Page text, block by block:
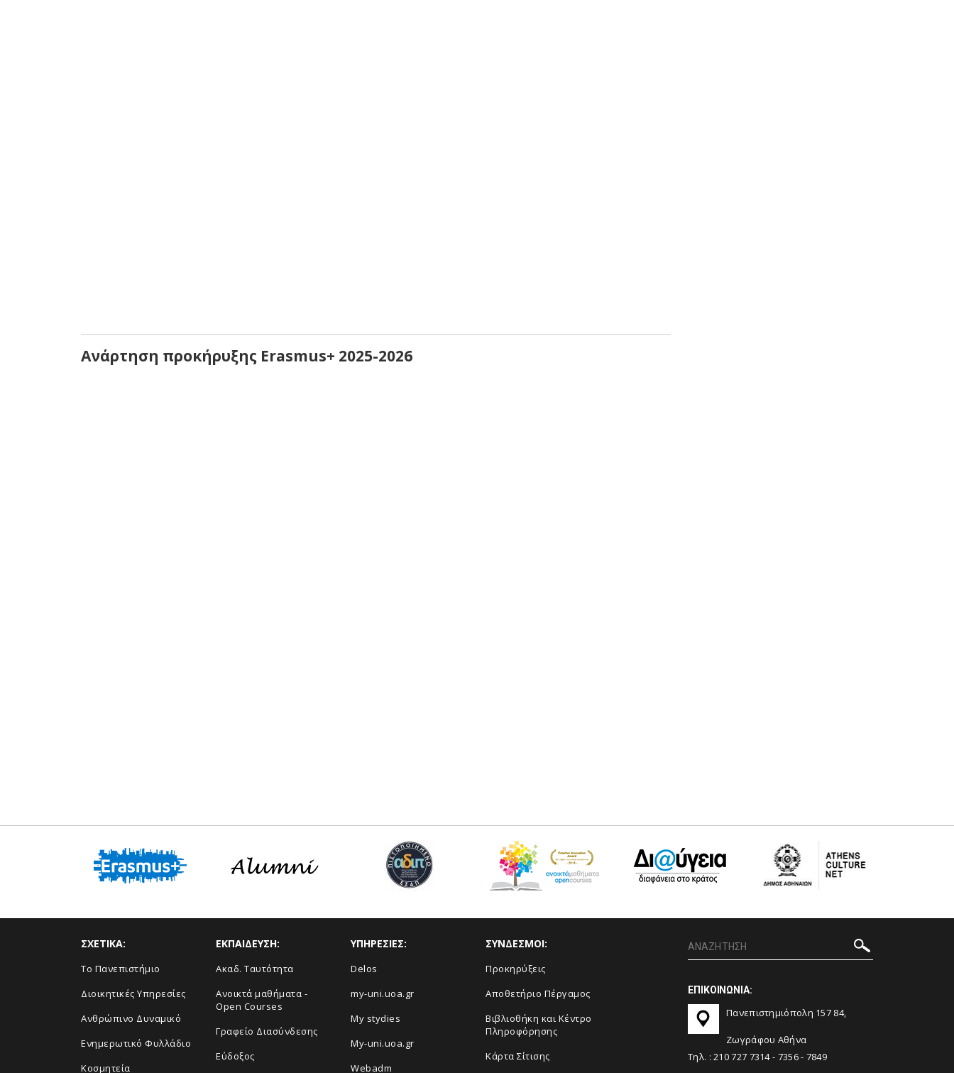
Ανάρτηση προκήρυξης Erasmus+ 2025-2026
ΣΧΕΤΙΚΑ:
Το Πανεπιστήμιο
Διοικητικές Υπηρεσίες
Ανθρώπινο Δυναμικό
Ενημερωτικό Φυλλάδιο
Κοσμητεία
ΕΚΠΑΙΔΕΥΣΗ:
Ακαδ. Ταυτότητα
Ανοικτά μαθήματα -
Open Courses
Γραφείο Διασύνδεσης
Εύδοξος
ΥΠΗΡΕΣΙΕΣ:
Delos
my-uni.uoa.gr
My stydies
My-uni.uoa.gr
Webadm
ΣΥΝΔΕΣΜΟΙ:
Προκηρύξεις
Αποθετήριο Πέργαμος
Βιβλιοθήκη και Κέντρο
Πληροφόρησης
Kάρτα Σίτισης
ΕΠΙΚΟΙΝΩΝΙΑ:
Πανεπιστημιόπολη 157 84,
Ζωγράφου Αθήνα
Τηλ. :210 727 7314- 7356- 7849